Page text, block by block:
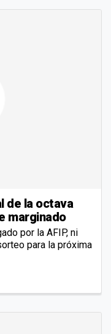
de la octava
marginado
por la AFIP, ni
para la próxima